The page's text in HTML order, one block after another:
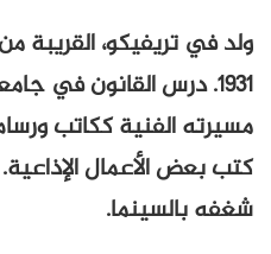
ولد في تريفيكو، القريبة
1931. درس القانون في
مسيرته الفنية ككاتب
كتب بعض الأعمال الإذاعية.
شغفه بالسينما.